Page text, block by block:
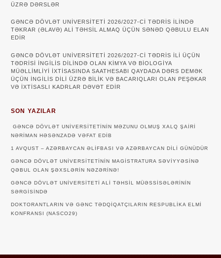
ÜZRƏ DƏRSLƏR
GƏNCƏ DÖVLƏT UNİVERSİTETİ 2026/2027-Cİ TƏDRİS İLİNDƏ
TƏKRAR (ƏLAVƏ) ALİ TƏHSİL ALMAQ ÜÇÜN SƏNƏD QƏBULU ELAN
EDİR
GƏNCƏ DÖVLƏT UNIVERSITETI 2026/2027-CI TƏDRIS ILI ÜÇÜN
TƏDRISI INGILIS DILINDƏ OLAN KIMYA VƏ BIOLOGIYA
MÜƏLLIMLIYI IXTISASINDA SAATHESABI QAYDADA DƏRS DEMƏK
ÜÇÜN INGILIS DILI ÜZRƏ BILIK VƏ BACARIQLARI OLAN PEŞƏKAR
VƏ IXTISASLI KADRLAR DƏVƏT EDIR
SON YAZILAR
GƏNCƏ DÖVLƏT UNIVERSITETININ MƏZUNU OLMUŞ XALQ ŞAIRI
NƏRIMAN HƏSƏNZADƏ VƏFAT EDIB
1 AVQUST – AZƏRBAYCAN ƏLIFBASI VƏ AZƏRBAYCAN DILI GÜNÜDÜR
GƏNCƏ DÖVLƏT UNIVERSITETININ MAGISTRATURA SƏVIYYƏSINƏ
QƏBUL OLAN ŞƏXSLƏRIN NƏZƏRINƏ!
GƏNCƏ DÖVLƏT UNIVERSITETI ALI TƏHSIL MÜƏSSISƏLƏRININ
SƏRGISINDƏ
DOKTORANTLARIN VƏ GƏNC TƏDQİQATÇILARIN RESPUBLİKA ELMİ
KONFRANSI (NASCO29)